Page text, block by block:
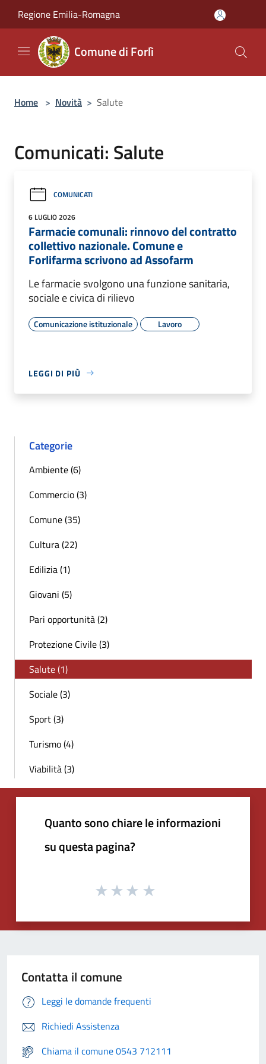
Regione Emilia-Romagna
Comune di Forlì
Home > Novità > Salute
Comunicati: Salute
COMUNICATI
6 LUGLIO 2026
Farmacie comunali: rinnovo del contratto
collettivo nazionale. Comune e
Forlifarma scrivono ad Assofarm
Le farmacie svolgono una funzione sanitaria,
sociale e civica di rilievo
Comunicazione istituzionale Lavoro
LEGGI DI PIÙ
Categorie
Ambiente (6)
Commercio (3)
Comune (35)
Cultura (22)
Edilizia (1)
Giovani (5)
Pari opportunità (2)
Protezione Civile (3)
Salute (1)
Sociale (3)
Sport (3)
Turismo (4)
Viabilità (3)
Quanto sono chiare le informazioni
su questa pagina?
Contatta il comune
Leggi le domande frequenti
Richiedi Assistenza
Chiama il comune 0543 712111